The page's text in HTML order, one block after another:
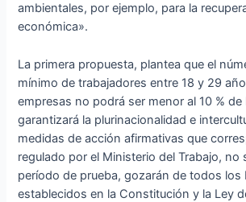
ambientales, por ejemplo, para la
económica».
La primera propuesta, plantea que el
mínimo de trabajadores entre 18 y 29
empresas no podrá ser menor al 10 %
garantizará la plurinacionalidad e
medidas de acción afirmativas que
regulado por el Ministerio del Trabajo, no
período de prueba, gozarán de todos los
establecidos en la Constitución y la Ley